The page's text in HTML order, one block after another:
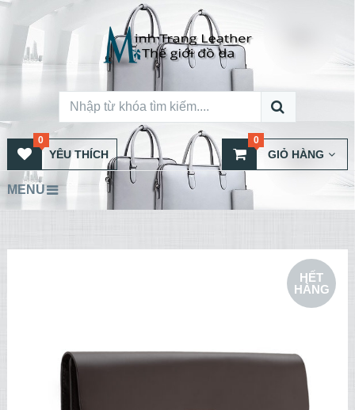
YÊU THÍCH
0
GIỎ HÀNG
0
MENU
HẾT
HÀNG